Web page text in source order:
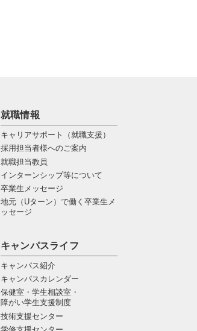
就職情報
キャリアサポート（就職支援）
採用担当者様へのご案内
就職担当教員
インターンシップ等について
卒業生メッセージ
地元（Uターン）で働く卒業生メ
ッセージ
キャンパスライフ
キャンパス紹介
キャンパスカレンダー
保健室・学生相談室・
障がい学生支援制度
技術支援センター